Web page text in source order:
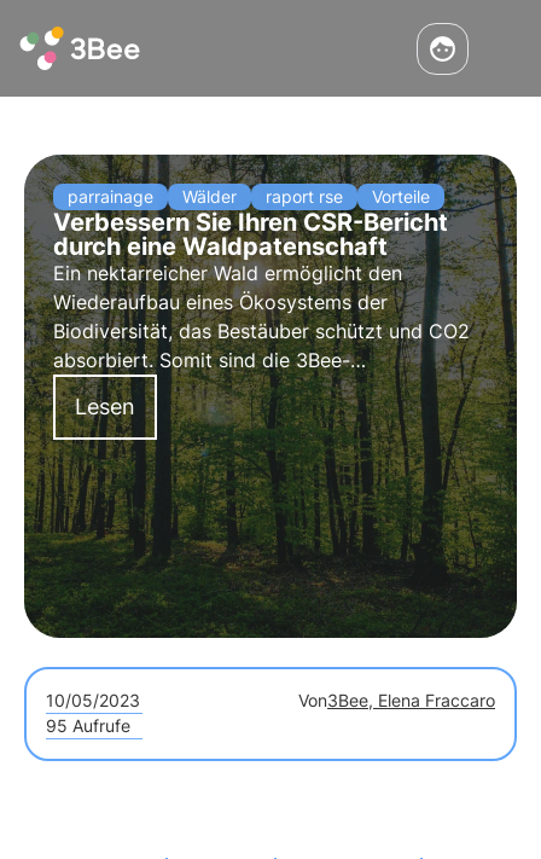
parrainage Wälder raport rse Vorteile
Verbessern Sie Ihren CSR-Bericht
durch eine Waldpatenschaft
Ein nektarreicher Wald ermöglicht den
Wiederaufbau eines Ökosystems der
Biodiversität, das Bestäuber schützt und CO2
absorbiert. Somit sind die 3Bee-
Unternehmenswälder die innovative Lösung für
Unternehmen, die einen positiven Einfluss auf
die Umwelt haben möchten.
Lesen
10/05/2023 Von3Bee, Elena Fraccaro
95 Aufrufe